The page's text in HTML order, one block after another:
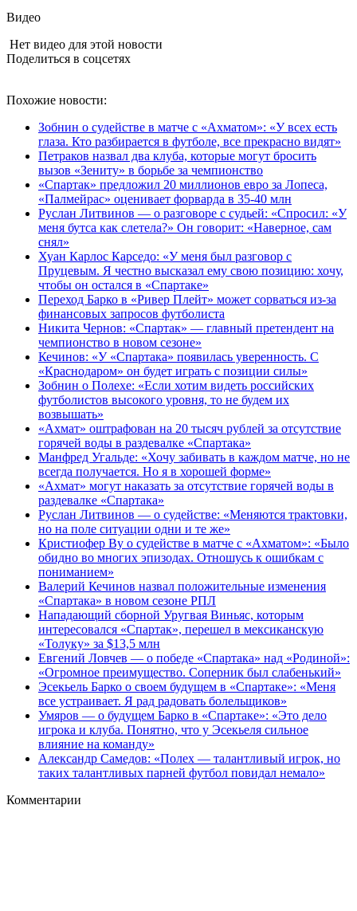
Видео
Нет видео для этой новости
Поделиться в соцсетях
Похожие новости:
Зобнин о судействе в матче с «Ахматом»: «У всех есть
глаза. Кто разбирается в футболе, все прекрасно видят»
Петраков назвал два клуба, которые могут бросить
вызов «Зениту» в борьбе за чемпионство
«Спартак» предложил 20 миллионов евро за Лопеса,
«Палмейрас» оценивает форварда в 35-40 млн
Руслан Литвинов — о разговоре с судьей: «Спросил: «У
меня бутса как слетела?» Он говорит: «Наверное, сам
снял»
Хуан Карлос Карседо: «У меня был разговор с
Пруцевым. Я честно высказал ему свою позицию: хочу,
чтобы он остался в «Спартаке»
Переход Барко в «Ривер Плейт» может сорваться из‑за
финансовых запросов футболиста
Никита Чернов: «Спартак» — главный претендент на
чемпионство в новом сезоне»
Кечинов: «У «Спартака» появилась уверенность. С
«Краснодаром» он будет играть с позиции силы»
Зобнин о Полехе: «Если хотим видеть российских
футболистов высокого уровня, то не будем их
возвышать»
«Ахмат» оштрафован на 20 тысяч рублей за отсутствие
горячей воды в раздевалке «Спартака»
Манфред Угальде: «Хочу забивать в каждом матче, но не
всегда получается. Но я в хорошей форме»
«Ахмат» могут наказать за отсутствие горячей воды в
раздевалке «Спартака»
Руслан Литвинов — о судействе: «Меняются трактовки,
но на поле ситуации одни и те же»
Кристиофер Ву о судействе в матче с «Ахматом»: «Было
обидно во многих эпизодах. Отношусь к ошибкам с
пониманием»
Валерий Кечинов назвал положительные изменения
«Спартака» в новом сезоне РПЛ
Нападающий сборной Уругвая Виньяс, которым
интересовался «Спартак», перешел в мексиканскую
«Толуку» за $13,5 млн
Евгений Ловчев — о победе «Спартака» над «Родиной»:
«Огромное преимущество. Соперник был слабенький»
Эсекьель Барко о своем будущем в «Спартаке»: «Меня
все устраивает. Я рад радовать болельщиков»
Умяров — о будущем Барко в «Спартаке»: «Это дело
игрока и клуба. Понятно, что у Эсекьеля сильное
влияние на команду»
Александр Самедов: «Полех — талантливый игрок, но
таких талантливых парней футбол повидал немало»
Комментарии